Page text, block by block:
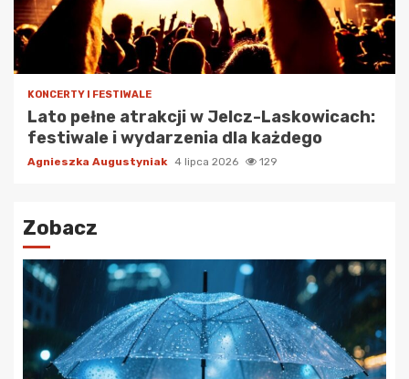
KONCERTY I FESTIWALE
Lato pełne atrakcji w Jelcz-Laskowicach:
festiwale i wydarzenia dla każdego
Agnieszka Augustyniak 4 lipca 2026 129
Zobacz